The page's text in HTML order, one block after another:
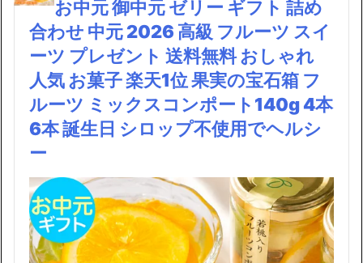
お中元 御中元 ゼリー ギフト 詰め
合わせ 中元 2026 高級 フルーツ スイ
ーツ プレゼント 送料無料 おしゃれ
人気 お菓子 楽天1位 果実の宝石箱 フ
ルーツ ミックスコンポート140g 4本
6本 誕生日 シロップ不使用でヘルシ
ー